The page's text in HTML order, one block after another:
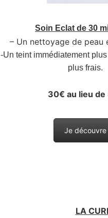
Soin Eclat de 30
– Un nettoyage de peau
-Un teint immédiatement
plus frais.
30€ au lieu de
Je découvre
LA